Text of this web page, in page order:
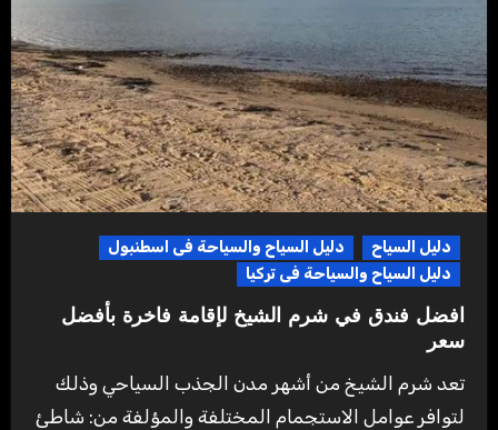
دليل السياح
دليل السياح والسياحة فى اسطنبول
دليل السياح والسياحة فى تركيا
افضل فندق في شرم الشيخ لإقامة فاخرة بأفضل
سعر
تعد شرم الشيخ من أشهر مدن الجذب السياحي وذلك
لتوافر عوامل الاستجمام المختلفة والمؤلفة من: شاطئ